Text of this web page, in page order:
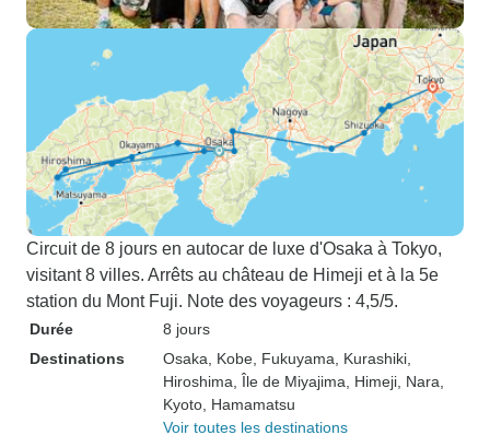
Circuit de 8 jours en autocar de luxe d'Osaka à Tokyo,
visitant 8 villes. Arrêts au château de Himeji et à la 5e
station du Mont Fuji. Note des voyageurs : 4,5/5.
Durée
8 jours
Destinations
Osaka , Kobe , Fukuyama , Kurashiki
Hiroshima , Île de Miyajima , Himeji , Nara
Kyoto , Hamamatsu
Voir toutes les destinations